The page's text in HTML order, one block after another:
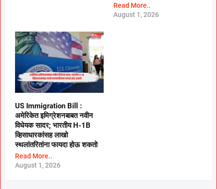
Read More..
August 1, 2026
US Immigration Bill :
अमेरिकेत इमिग्रेशनबाबत नवीन
विधेयक सादर; भारतीय H-1B
व्हिसाधारकांसह लाखो
स्थलांतरितांना फायदा होऊ शकतो
Read More..
August 1, 2026